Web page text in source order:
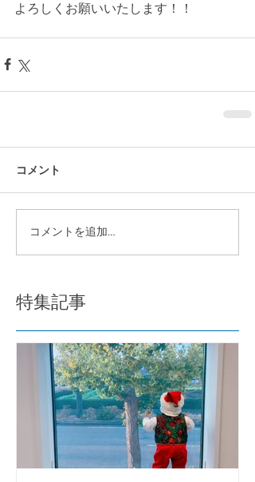
よろしくお願いいたします！！
コメント
コメントを追加…
特集記事